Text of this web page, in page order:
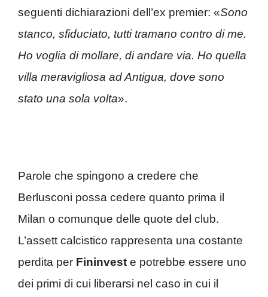
seguenti dichiarazioni dell’ex premier: «Sono
stanco, sfiduciato, tutti tramano contro di me.
Ho voglia di mollare, di andare via. Ho quella
villa meravigliosa ad Antigua, dove sono
stato una sola volta».
Parole che spingono a credere che
Berlusconi possa cedere quanto prima il
Milan o comunque delle quote del club.
L’assett calcistico rappresenta una costante
perdita per Fininvest e potrebbe essere uno
dei primi di cui liberarsi nel caso in cui il